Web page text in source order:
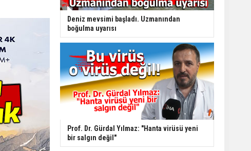
Deniz mevsimi başladı. Uzmanından
boğulma uyarısı
Prof. Dr. Gürdal Yılmaz: "Hanta virüsü yeni
bir salgın değil"